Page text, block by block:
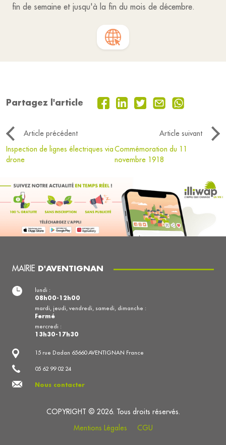
fin de semaine et jusqu'à la fin du mois de décembre.
Partagez l'article
Article précédent
Article suivant
Inspection de lignes électriques via
drone
Commémoration du 11
novembre 1918
MAIRIE D'AVENTIGNAN
15 rue Dadan 65660 AVENTIGNAN France
05 62 99 02 24
Nous contacter
lundi :
08h00-12h00
mardi, jeudi, vendredi, samedi, dimanche :
Fermé
mercredi :
13h30-17h30
COPYRIGHT © 2026. Tous droits réservés.
Mentions Légales
CGU